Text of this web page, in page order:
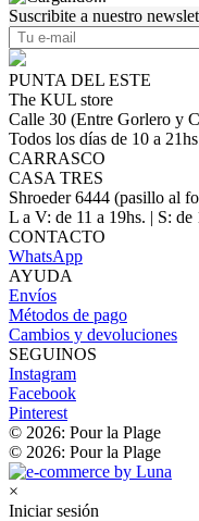
Suscribite a nuestro
PUNTA DEL ESTE
The KUL store
Calle 30 (Entre Gorlero y
Todos los días de 10 a
CARRASCO
CASA TRES
Shroeder 6444 (pasillo al
L a V: de 11 a 19hs. | S: de
CONTACTO
WhatsApp
AYUDA
Envíos
Métodos de pago
Cambios y devoluciones
SEGUINOS
Instagram
Facebook
Pinterest
© 2026: Pour la Plage
© 2026: Pour la Plage
×
Iniciar sesión